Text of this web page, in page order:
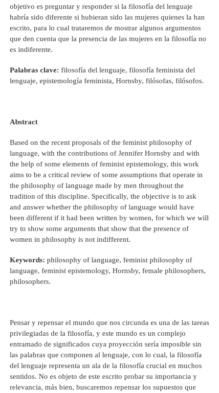
objetivo es preguntar y responder si la filosofía del lenguaje
habría sido diferente si hubieran sido las mujeres quienes la han
escrito, para lo cual trataremos de mostrar algunos argumentos
que den cuenta que la presencia de las mujeres en la filosofía no
es indiferente.
Palabras clave: filosofía del lenguaje, filosofía feminista del
lenguaje, epistemología feminista, Hornsby, filósofas, filósofos.
Abstract
Based on the recent proposals of the feminist philosophy of
language, with the contributions of Jennifer Hornsby and with
the help of some elements of feminist epistemology, this work
aims to be a critical review of some assumptions that operate in
the philosophy of language made by men throughout the
tradition of this discipline. Specifically, the objective is to ask
and answer whether the philosophy of language would have
been different if it had been written by women, for which we will
try to show some arguments that show that the presence of
women in philosophy is not indifferent.
Keywords: philosophy of language, feminist philosophy of
language, feminist epistemology, Hornsby, female philosophers,
philosophers.
Pensar y repensar el mundo que nos circunda es una de las tareas
privilegiadas de la filosofía, y este mundo es un complejo
entramado de significados cuya proyección sería imposible sin
las palabras que componen al lenguaje, con lo cual, la filosofía
del lenguaje representa un ala de la filosofía crucial en muchos
sentidos. No es objeto de este escrito probar su importancia y
relevancia, más bien, buscaremos repensar los supuestos que